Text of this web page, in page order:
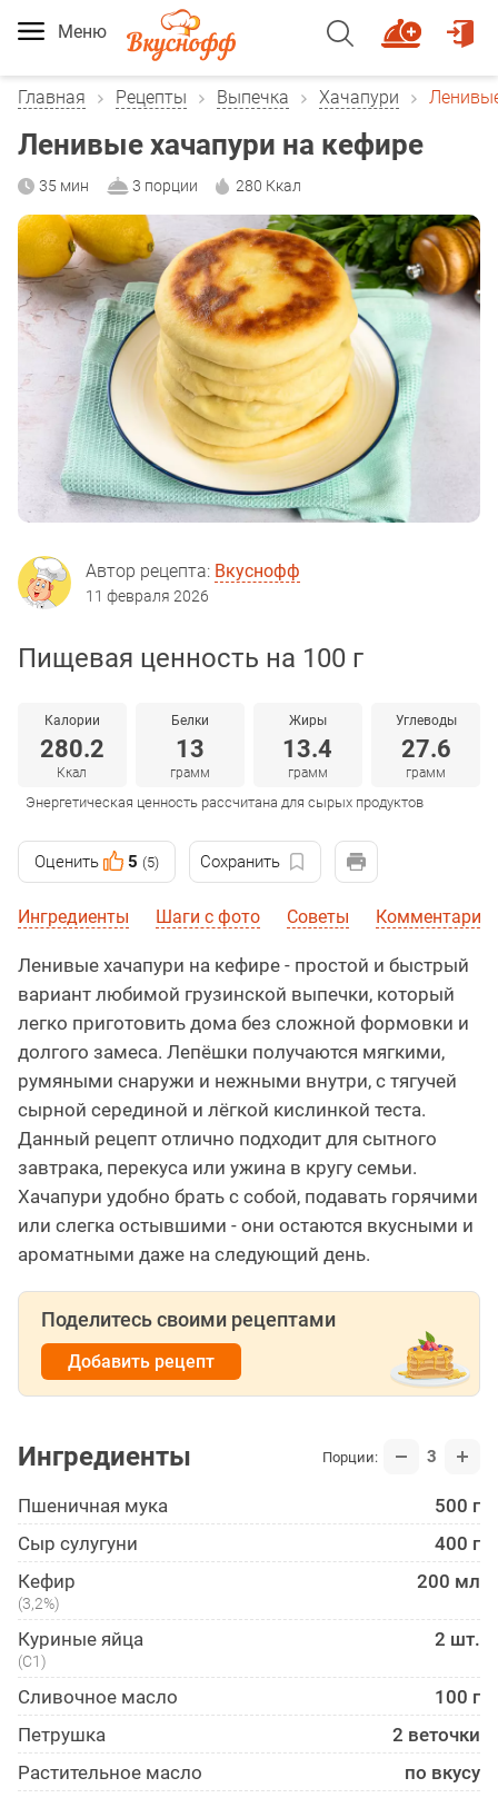
Меню
Главная Рецепты Выпечка Хачапури
Ленивые хачапури на кефире
35 мин 3 порции 280 Ккал
Автор рецепта: Вкуснофф
11 февраля 2026
Пищевая ценность на 100 г
Калории
280.2
Ккал
Белки
13
грамм
Жиры
13.4
грамм
Углеводы
27.6
грамм
Энергетическая ценность рассчитана для сырых продуктов
Оценить 5 (5) Сохранить
Ингредиенты Шаги с фото Советы Комментарии
Ленивые хачапури на кефире - простой и быстрый
вариант любимой грузинской выпечки, который
легко приготовить дома без сложной формовки и
долгого замеса. Лепёшки получаются мягкими,
румяными снаружи и нежными внутри, с тягучей
сырной серединой и лёгкой кислинкой теста.
Данный рецепт отлично подходит для сытного
завтрака, перекуса или ужина в кругу семьи.
Хачапури удобно брать с собой, подавать горячими
или слегка остывшими - они остаются вкусными и
ароматными даже на следующий день.
Поделитесь своими рецептами
Добавить рецепт
Ингредиенты Порции: 3
Пшеничная мука
500 г
Сыр сулугуни
400 г
Кефир
200 мл
(3,2%)
Куриные яйца 2 шт.
(С1)
Сливочное масло
100 г
Петрушка
2 веточки
Растительное масло
по вкусу